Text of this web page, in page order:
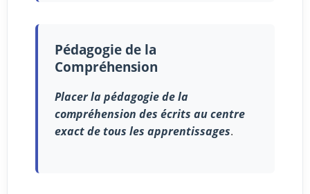
Pédagogie de la
Compréhension
Placer la pédagogie de la
compréhension des écrits au centre
exact de tous les apprentissages.